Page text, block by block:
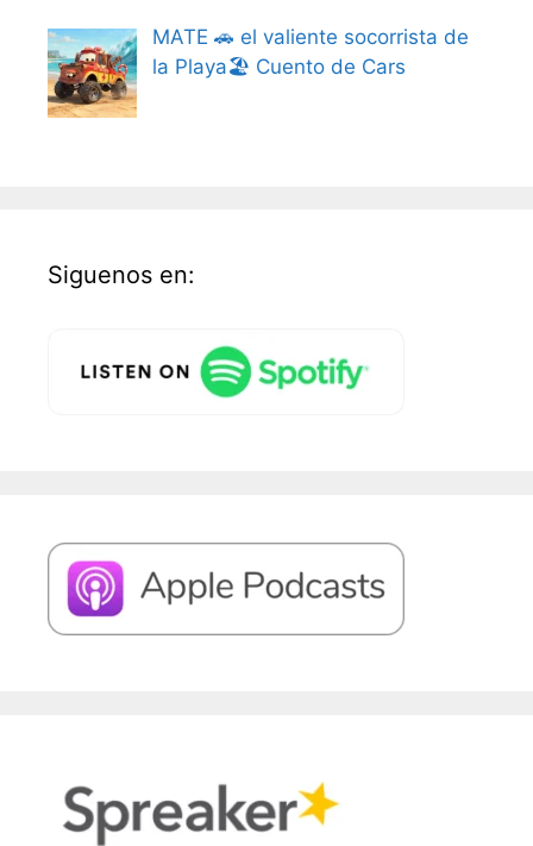
MATE 🚗 el valiente socorrista de
la Playa🏖️ Cuento de Cars
Siguenos en: